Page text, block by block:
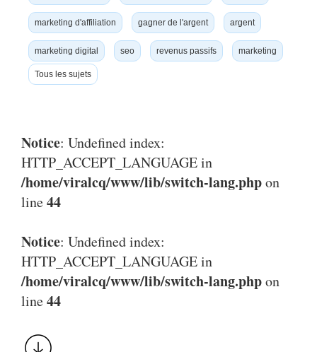
marketing d'affiliation gagner de l'argent argent
marketing digital seo revenus passifs marketing
Tous les sujets
Notice: Undefined index:
HTTP_ACCEPT_LANGUAGE in
/home/viralcq/www/lib/switch-lang.phpon
line44
Notice: Undefined index:
HTTP_ACCEPT_LANGUAGE in
/home/viralcq/www/lib/switch-lang.phpon
line44